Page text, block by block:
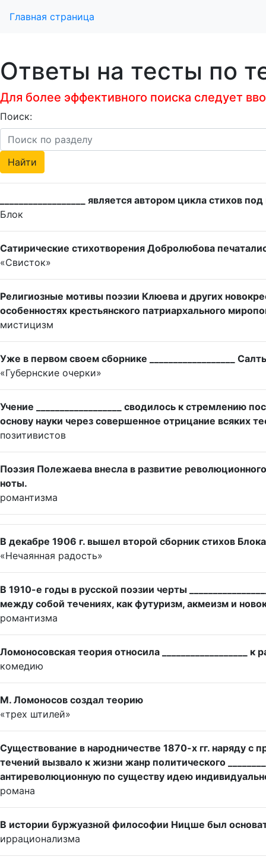
Главная страница
Ответы на тесты по
Для более эффективного поиска следует
Поиск:
__________________ является автором цикла стихов
Блок
Сатирические стихотворения Добролюбова
«Свисток»
Религиозные мотивы поэзии Клюева и других
особенностях крестьянского патриархального
мистицизм
Уже в первом своем сборнике __________________
«Губернские очерки»
Учение __________________ сводилось к стремлению
основу науки через совершенное отрицание всяких
позитивистов
Поэзия Полежаева внесла в развитие революционного
ноты.
романтизма
В декабре 1906 г. вышел второй сборник стихов
«Нечаянная радость»
В 1910-е годы в русской поэзии черты
между собой течениях, как футуризм, акмеизм и
романтизма
Ломоносовская теория относила __________________ к
комедию
М. Ломоносов создал теорию
«трех штилей»
Существование в народничестве 1870-х гг. наряду с
течений вызвало к жизни жанр политического
антиреволюционную по существу идею
романа
В истории буржуазной философии Ницше был
иррационализма